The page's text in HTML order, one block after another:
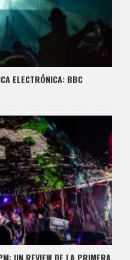
ELECTRÓNICA: BBC
UN REVIEW DE LA PRIMERA